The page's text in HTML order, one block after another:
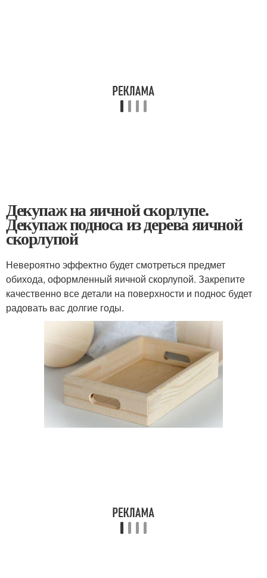
Декупаж на яичной скорлупе.
Декупаж подноса из дерева яичной
скорлупой
Невероятно эффектно будет смотреться предмет
обихода, оформленный яичной скорлупой. Закрепите
качественно все детали на поверхности и поднос будет
радовать вас долгие годы.